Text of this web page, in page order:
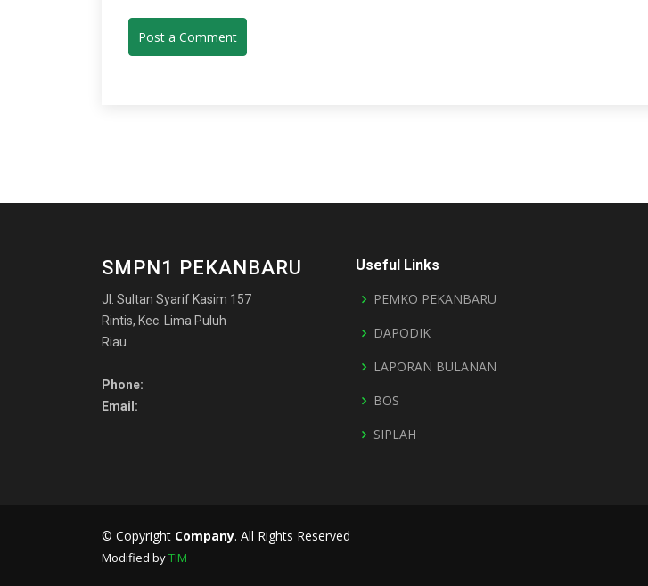
SMPN1 PEKANBARU
Jl. Sultan Syarif Kasim 157
Rintis, Kec. Lima Puluh
Riau
Phone:
Email:
Useful Links
PEMKO PEKANBARU
DAPODIK
LAPORAN BULANAN
BOS
SIPLAH
© Copyright Company. All Rights Reserved
Modified byTIM